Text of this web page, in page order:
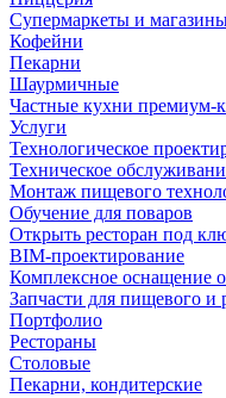
Супермаркеты и
Кофейни
Пекарни
Шаурмичные
Частные кухни премиум-
Услуги
Технологическое
Техническое
Монтаж пищевого
Обучение для поваров
Открыть ресторан под
BIM-проектирование
Комплексное оснащение
Запчасти для пищевого и
Портфолио
Рестораны
Столовые
Пекарни, кондитерские